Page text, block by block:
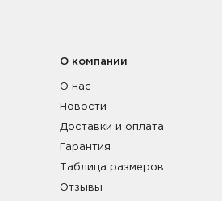
О компании
О нас
Новости
Доставки и оплата
Гарантия
Таблица размеров
Отзывы